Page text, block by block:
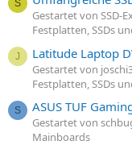
S
Gestartet von SSD-
Festplatten, SSDs
J Latitude Laptop
Gestartet von
Festplatten, SSDs
S ASUS TUF
Gestartet von
Mainboards